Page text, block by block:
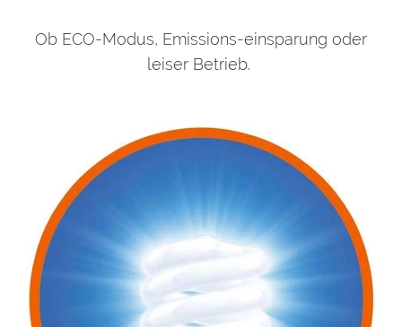
Ob ECO-Modus, Emissions-einsparung oder
leiser Betrieb.